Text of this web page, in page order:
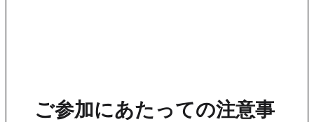
ご参加にあたっての注意事